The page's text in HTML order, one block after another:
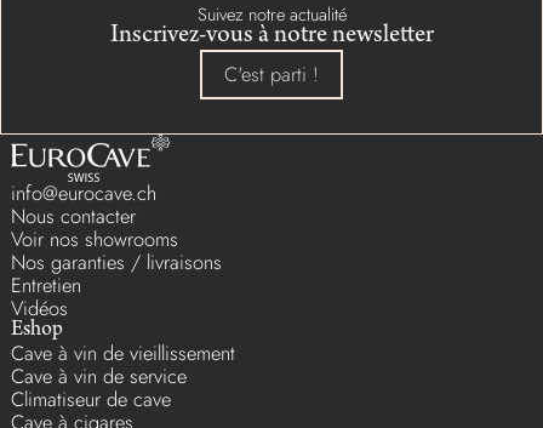
Suivez notre actualité
Inscrivez-vous à notre newsletter
C'est parti !
info@eurocave.ch
Nous contacter
Voir nos showrooms
Nos garanties / livraisons
Entretien
Vidéos
Eshop
Cave à vin de vieillissement
Cave à vin de service
Climatiseur de cave
Cave à cigares